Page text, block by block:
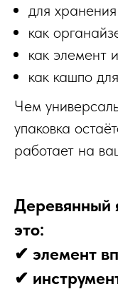
для
как
как элемент
как кашпо
Чем
упаковка
работает на
Деревянный
это:
✔ элемент
✔